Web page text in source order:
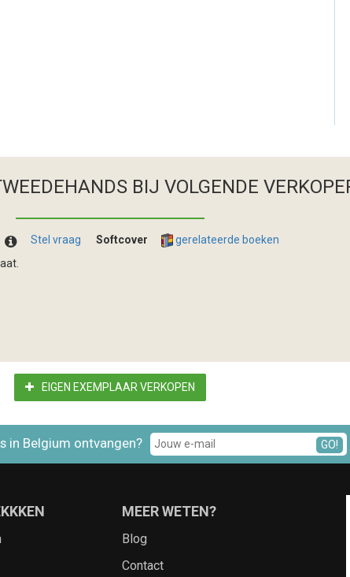
BIJ VOLGENDE
Stel vraag Softcover
gerelateerde boeken
EIGEN EXEMPLAAR VERKOPEN
in Belgium ontvangen? GO!
MEER WETEN?
Blog
Contact